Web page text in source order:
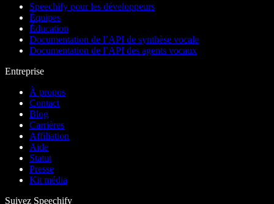
Speechify pour les développeurs
Équipes
Éducation
Documentation de l’API de synthèse vocale
Documentation de l’API des agents vocaux
Entreprise
À propos
Contact
Blog
Carrières
Affiliation
Aide
Statut
Presse
Kit média
Suivez Speechify